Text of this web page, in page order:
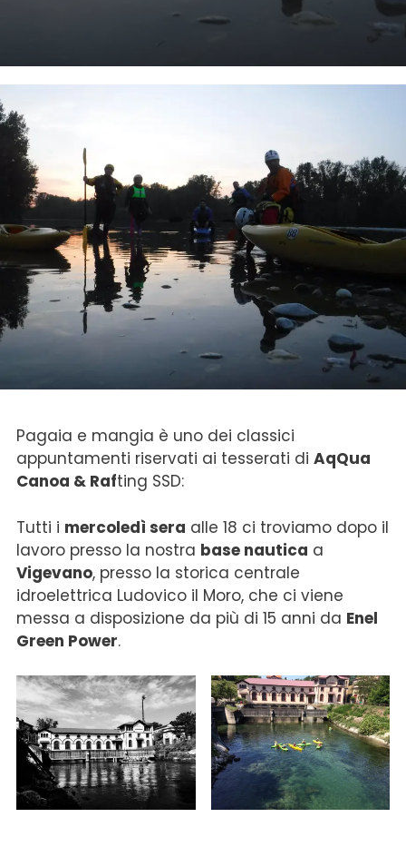
Pagaia e mangia è uno dei classici
appuntamenti riservati ai tesserati di AqQua
Canoa & Rafting SSD:
Tutti i mercoledì sera alle 18 ci troviamo dopo il
lavoro presso la nostra base nautica a
Vigevano, presso la storica centrale
idroelettrica Ludovico il Moro, che ci viene
messa a disposizione da più di 15 anni da Enel
Green Power.